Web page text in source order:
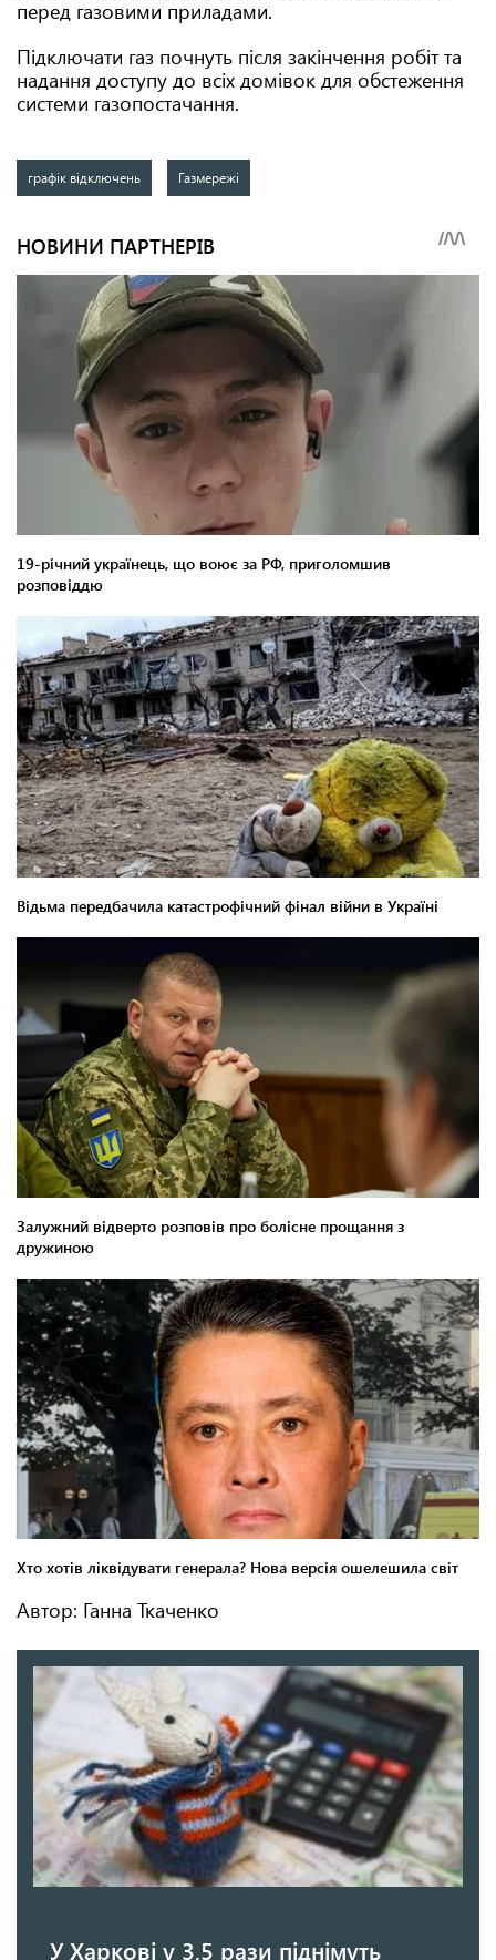
перед газовими приладами.
Підключати газ почнуть після закінчення робіт та
надання доступу до всіх домівок для обстеження
системи газопостачання.
графік відключень Газмережі
Автор: Ганна Ткаченко
У Харкові у 3,5 рази піднімуть